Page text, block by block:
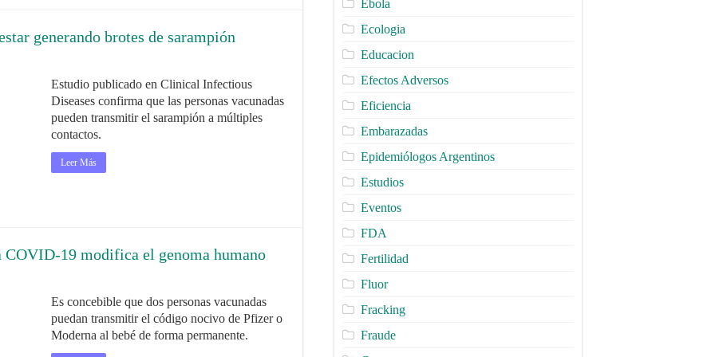
generando brotes de sarampión
Estudio publicado en Clinical Infectious
Diseases confirma que las personas vacunadas
pueden transmitir el sarampión a múltiples
contactos.
Leer Más
19 modifica el genoma humano
Es concebible que dos personas vacunadas
puedan transmitir el código nocivo de Pfizer o
Moderna al bebé de forma permanente.
Ebola
Ecologia
Educacion
Efectos Adversos
Eficiencia
Embarazadas
Epidemiólogos Argentinos
Estudios
Eventos
FDA
Fertilidad
Fluor
Fracking
Fraude